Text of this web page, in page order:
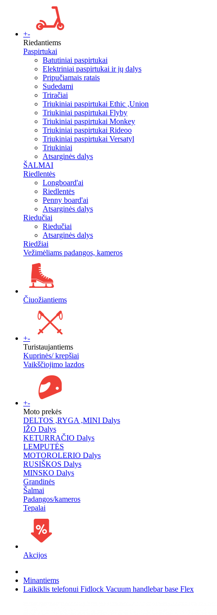
+-
Riedantiems
Paspirtukai
Batutiniai paspirtukai
Elektriniai paspirtukai ir jų dalys
Pripučiamais ratais
Sudedami
Triračiai
Triukiniai paspirtukai Ethic ,Union
Triukiniai paspirtukai Flyby
Triukiniai paspirtukai Monkey
Triukiniai paspirtukai Rideoo
Triukiniai paspirtukai Versatyl
Triukiniai
Atsarginės dalys
ŠALMAI
Riedlentės
Longboard'ai
Riedlentės
Penny board'ai
Atsarginės dalys
Riedučiai
Riedučiai
Atsarginės dalys
Riedžiai
Vežimėliams padangos, kameros
Čiuožiantiems
+-
Turistaujantiems
Kuprinės/ krepšiai
Vaikščiojimo lazdos
+-
Moto prekės
DELTOS ,RYGA ,MINI Dalys
IŽO Dalys
KETURRAČIO Dalys
LEMPUTĖS
MOTOROLERIO Dalys
RUSIŠKOS Dalys
MINSKO Dalys
Grandinės
Šalmai
Padangos/kameros
Tepalai
Akcijos
Minantiems
Laikiklis telefonui Fidlock Vacuum handlebar base Flex